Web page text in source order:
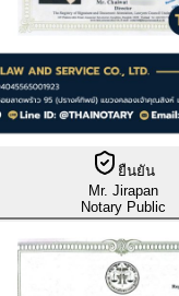
ยืนยัน
Mr. Jirapan
Notary Public